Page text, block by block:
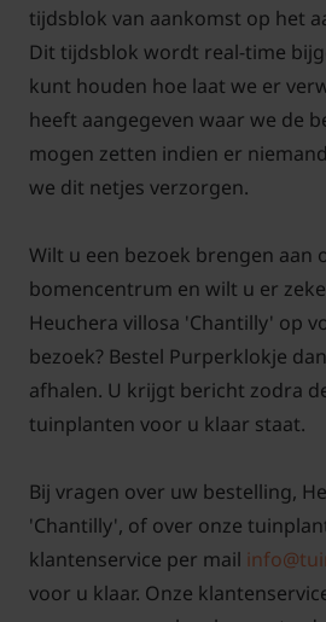
Standplaats Heuchera
‘Chantilly’
Heuchera villosa 'Chantilly'
halfschaduw, bij voorkeur met
als halfschaduw. Kies een
volle zon is en waar de voeten
plant groeit het beste in goed
grond en is ook geschikt voor
voldoende vocht beschikbaar is.
cruciaal voor een gezonde
op een bewolkte dag. Zorg
iets dieper dan de kroon wordt
volle border wordt een
planten per vierkante meter
tijdsblok van aankomst op het
Dit tijdsblok wordt real-time
kunt houden hoe laat we er
heeft aangegeven waar we de
mogen zetten indien er
we dit netjes verzorgen.
Wilt u een bezoek brengen aan
bomencentrum en wilt u er
Heuchera villosa 'Chantilly' op
bezoek? Bestel Purperklokje
afhalen. U krijgt bericht zodra
tuinplanten voor u klaar staat.
Bij vragen over uw bestelling,
'Chantilly', of over onze
klantenservice per mail
voor u klaar. Onze